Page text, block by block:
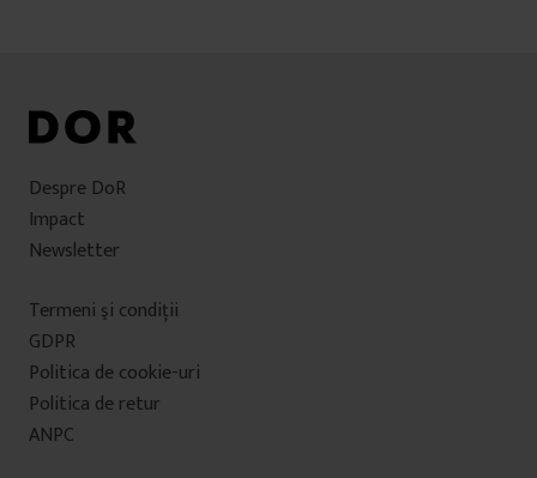
Despre DoR
Impact
Newsletter
Termeni şi condiţii
GDPR
Politica de cookie-uri
Politica de retur
ANPC